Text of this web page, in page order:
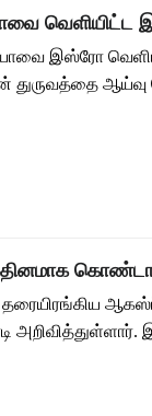
இஸ்ரோ
ஆய்வு
அறிவித்துள்ளார்.